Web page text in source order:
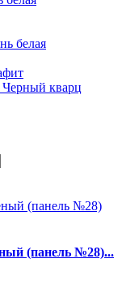
белая
Черный кварц
(панель №28)...